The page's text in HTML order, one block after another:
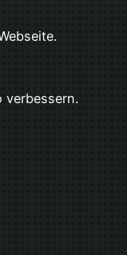
verbessern.